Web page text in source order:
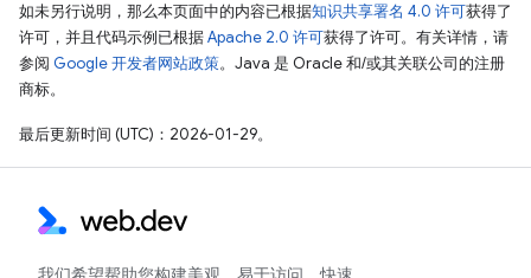
如未另行说明，那么本页面中的内容已根据知识共享署名 4.0 许可获得了
许可，并且代码示例已根据Apache 2.0 许可获得了许可。有关详情，请
参阅 Google 开发者网站政策。Java 是 Oracle 和/或其关联公司的注册
商标。
最后更新时间 (UTC)：2026-01-29。